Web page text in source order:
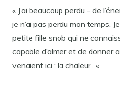
« J’ai beaucoup perdu – de
je n’ai pas perdu mon temps.
petite fille snob qui ne
capable d’aimer et de donner
venaient ici : la chaleur . «